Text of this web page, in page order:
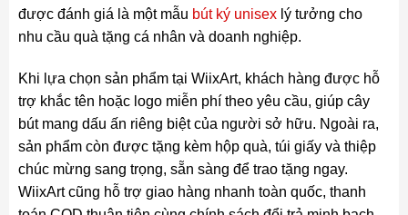
được đánh giá là một mẫu bút ký unisexlý tưởng cho
nhu cầu quà tặng cá nhân và doanh nghiệp.
Khi lựa chọn sản phẩm tại WiixArt, khách hàng được hỗ
trợ khắc tên hoặc logo miễn phí theo yêu cầu, giúp cây
bút mang dấu ấn riêng biệt của người sở hữu. Ngoài ra,
sản phẩm còn được tặng kèm hộp quà, túi giấy và thiệp
chúc mừng sang trọng, sẵn sàng để trao tặng ngay.
WiixArt cũng hỗ trợ giao hàng nhanh toàn quốc, thanh